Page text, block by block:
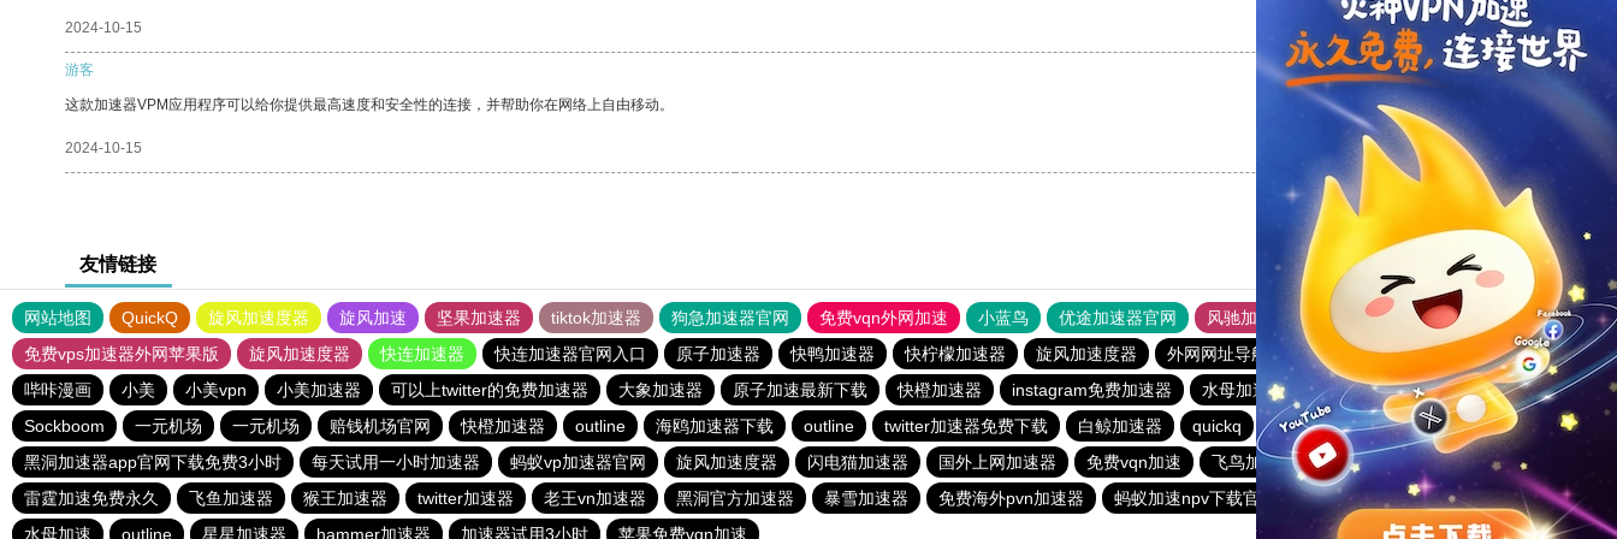
2024-10-15 支持 [0] 反对 [0]
游客
这款加速器VPM应用程序可以给你提供最高速度和安全性的连接，并帮助你在网络上自由移动。
2024-10-15 支持
友情链接
网站地图 QuickQ 旋风加速度器 旋风加速 坚果加速器 tiktok加速器 狗急加速器官网 免费vqn外网加速 小蓝鸟 优途加速器官网 风驰加速器
旋风加速器
免费vps加速器外网苹果版
旋风加速度器 快连加速器 快连加速器官网入口 原子加速器 快鸭加速器 快柠檬加速器 旋风加速度器 外网网址导航 软件中心 雷霆加速
狂飙加速器
哔咔漫画
小美 小美vpn 小美加速器 可以上twitter的免费加速器 大象加速器 原子加速最新下载 快橙加速器 instagram免费加速器 水母加速器 快连加速器app
黑豹加速器
Sockboom
一元机场 一元机场 赔钱机场官网 快橙加速器 outline 海鸥加速器下载 outline twitter加速器免费下载 白鲸加速器 quickq 老王vqn加速
原子加速器app官方下载
黑洞加速器app官网下载免费3小时
每天试用一小时加速器 蚂蚁vp加速器官网 旋风加速度器 闪电猫加速器 国外上网加速器 免费vqn加速 飞鸟加速器 纸飞机加速器
旋风加速度器
雷霆加速免费永久
飞鱼加速器 猴王加速器 twitter加速器 老王vn加速器 黑洞官方加速器 暴雪加速器 免费海外pvn加速器 蚂蚁加速npv下载官网ios 梯子npv加速免费
极光vqn官网
水母加速
outline 星星加速器 hammer加速器 加速器试用3小时 苹果免费vqn加速